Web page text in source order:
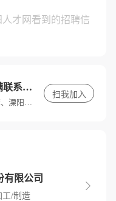
才网看到的招聘信
溧阳招聘求职群，群满联系客服进入
让溧阳求职者找到满意工作、溧阳招聘单位找到满意人才。
扫我加入
有限公司
工/制造
